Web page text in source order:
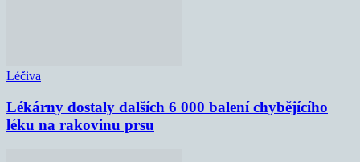
Léčiva
Lékárny dostaly dalších 6 000 balení chybějícího
léku na rakovinu prsu